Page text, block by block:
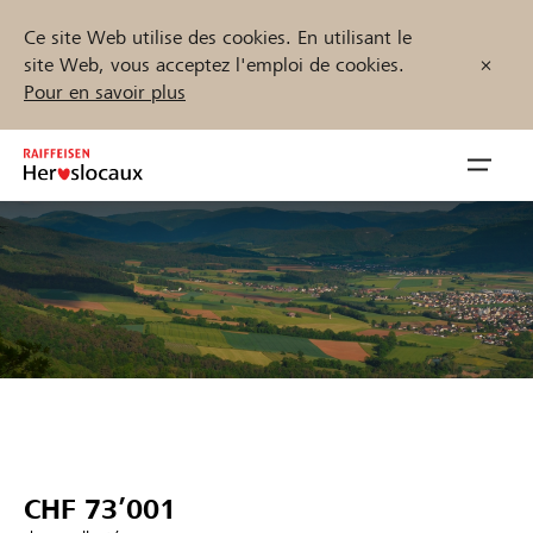
Ce site Web utilise des cookies. En utilisant le
site Web, vous acceptez l'emploi de cookies.
Pour en savoir plus
Inhalt
springen
öffnen
Soutien & assistance
Trouvez des projets et des organisations
Démarrez maintenant
CHF 73’001